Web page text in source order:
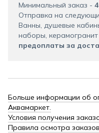
Минимальный заказ -
Отправка на
Ванны, душевые
наборы,
предоплаты за
Больше информации об
Аквамаркет.
Условия получения
Правила осмотра